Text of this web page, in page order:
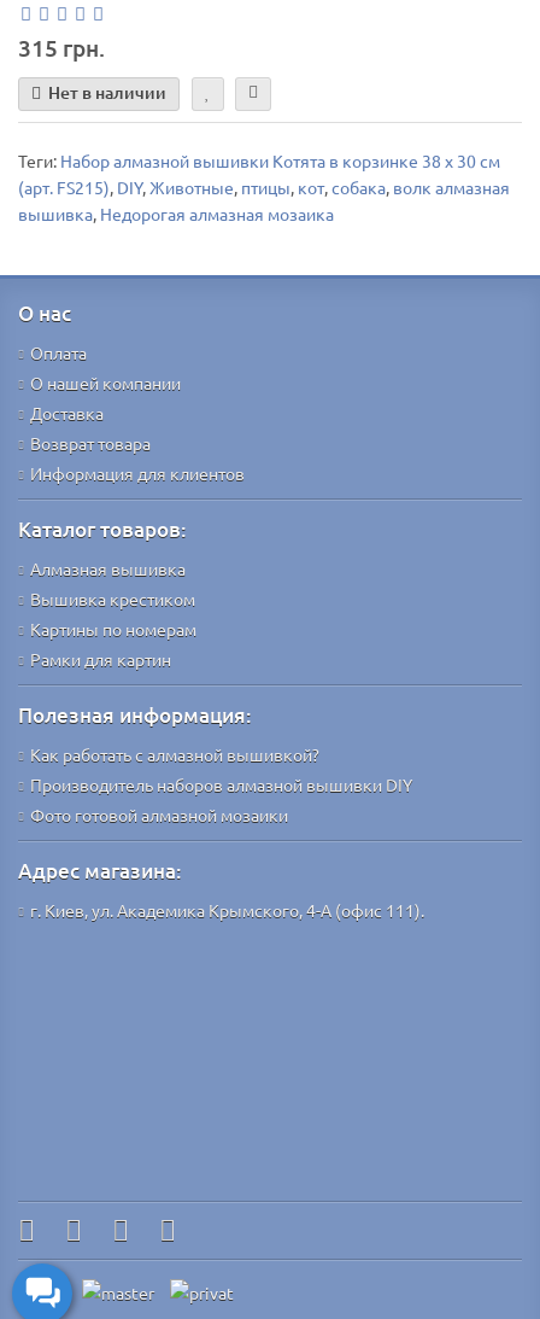
315 грн.
Нет в наличии
Теги: Набор алмазной вышивки Котята в корзинке 38 х 30 см
(арт. FS215), DIY, Животные, птицы, кот,собака, волк алмазная
вышивка, Недорогая алмазная мозаика
О нас
Оплата
О нашей компании
Доставка
Возврат товара
Информация для клиентов
Каталог товаров:
Алмазная вышивка
Вышивка крестиком
Картины по номерам
Рамки для картин
Полезная информация:
Как работать с алмазной вышивкой?
Производитель наборов алмазной вышивки DIY
Фото готовой алмазной мозаики
Адрес магазина:
г. Киев, ул. Академика Крымского, 4-А (офис 111).